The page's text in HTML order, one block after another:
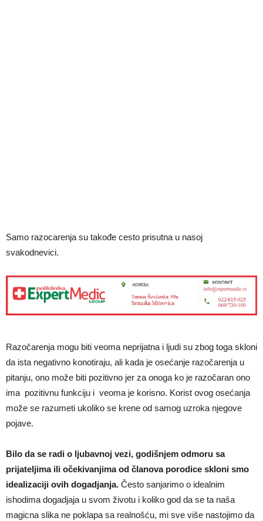
Samo razocarenja su takođe cesto prisutna u nasoj
svakodnevici.
Razočarenja mogu biti veoma neprijatna i ljudi su zbog toga skloni
da ista negativno konotiraju, ali kada je osećanje razočarenja u
pitanju, ono može biti pozitivno jer za onoga ko je razočaran ono
ima pozitivnu funkciju i veoma je korisno. Korist ovog osećanja
može se razumeti ukoliko se krene od samog uzroka njegove
pojave.
Bilo da se radi o ljubavnoj vezi, godišnjem odmoru sa
prijateljima ili očekivanjima od članova porodice skloni smo
idealizaciji ovih dogadjanja. Često sanjarimo o idealnim
ishodima dogadjaja u svom životu i koliko god da se ta naša
magicna slika ne poklapa sa realnošću, mi sve više nastojimo da